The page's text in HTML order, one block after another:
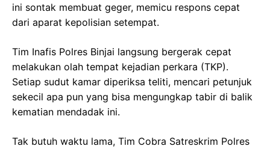
ini sontak membuat geger, memicu respons cepat
dari aparat kepolisian setempat.
Tim Inafis Polres Binjai langsung bergerak cepat
melakukan olah tempat kejadian perkara (TKP).
Setiap sudut kamar diperiksa teliti, mencari petunjuk
sekecil apa pun yang bisa mengungkap tabir di balik
kematian mendadak ini.
Tak butuh waktu lama, Tim Cobra Satreskrim Polres